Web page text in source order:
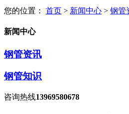
您的位置： 首页 > 新闻中心 > 钢管
新闻中心
钢管资讯
钢管知识
咨询热线13969580678